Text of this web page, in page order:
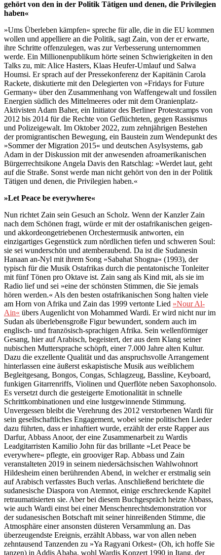
gehört von den in der Politik Tätigen und denen, die Privilegien
haben«
»Ums Überleben kämpfen« spreche für alle, die in die EU kommen
wollen und appelliere an die Politik, sagt Zain, von der er erwarte,
ihre Schritte offenzulegen, was zur Verbesserung unternommen
werde. Ein Millionenpublikum hörte seinen Schwierigkeiten in den
Talks zu, mit: Alice Hasters, Klaas Heufer-Umlauf und Salwa
Houmsi. Er sprach auf der Pressekonferenz der Kapitänin Carola
Rackete, diskutierte mit den Delegierten von »Fridays for Future
Germany« über den Zusammenhang von Waffengewalt und fossilen
Energien südlich des Mittelmeeres oder mit dem Oranienplatz-
Aktivisten Adam Baher, ein Initiator des Berliner Protestcamps von
2012 bis 2014 für die Rechte von Geflüchteten, gegen Rassismus
und Polizeigewalt. Im Oktober 2022, zum zehnjährigen Bestehen
der promigrantischen Bewegung, ein Baustein zum Wendepunkt des
»Sommer der Migration 2015« und deutschen Asylsystems, gab
Adam in der Diskussion mit der anwesenden afroamerikanischen
Bürgerrechtsikone Angela Davis den Ratschlag: »Werdet laut, geht
auf die Straße. Sonst werde man nicht gehört von den in der Politik
Tätigen und denen, die Privilegien haben.«
»Let Peace be everywhere«
Nun richtet Zain sein Gesuch an Scholz. Wenn der Kanzler Zain
nach dem Schönen fragt, würde er mit der ostafrikanischen geigen-
und akkordeongetriebenen Orchestermusik antworten, ein
einzigartiges Gegenstück zum nördlichen tiefen und schweren Soul:
sie sei wunderschön und atemberaubend. Da ist die Sudanesin
Hanaan an-Nyl mit ihrem Song »Sabahat Shogna« (1993), der
typisch für die Musik Ostafrikas durch die pentatonische Tonleiter
mit fünf Tönen pro Oktave ist. Zain sang als Kind mit, als sie im
Radio lief und sei »eine der schönsten Stimmen, die Sie jemals
hören werden.« Als den besten ostafrikanischen Song halten viele
am Horn von Afrika und Zain das 1999 vertonte Lied »Nour Al-
Ain« übers Augenlicht von Mohammed Wardi. Er wird nicht nur im
Sudan als überlebensgroße Figur bewundert, sondern auch im
englisch- und französisch-sprachigen Afrika. Sein wellenförmiger
Gesang, hier auf Arabisch, begeistert, der aus dem Klang seiner
nubischen Muttersprache schöpft, einer 7.000 Jahre alten Kultur.
Dazu die exzellente Qualität und das anspruchsvolle Arrangement
hinterlassen eine äußerst eskapistische Musik aus weiblichem
Begleitgesang, Bongos, Congas, Schlagzeug, Bassline, Keyboard,
funkigen Gitarrenriffs, Violinen und Querflöte neben Saxophonsolo.
Es versetzt durch die gesteigerte Emotionalität in schnelle
Schrittkombinationen und eine lustgewinnende Stimmung.
Unvergessen bleibt die Verehrung des 2012 verstorbenen Wardi für
sein gesellschaftliches Engagement, wobei seine politischen Lieder
dazu führten, dass er inhaftiert wurde, erzählt der erste Rapper aus
Darfur, Abbass Anoor, der eine Zusammenarbeit zu Wardis
Leadgitarristen Kamilio John für das brillante »Let Peace be
everywhere« pflegte, ein grooviger Rap. Abbass und Zain
veranstalteten 2019 in seinem niedersächsischen Wahlwohnort
Hildesheim einen berührenden Abend, in welcher er erstmalig sein
auf Arabisch verfasstes Buch verlas. Anschließend berichtete die
sudanesische Diaspora von Atemnot, einige erschreckende Kapitel
retraumatisierten sie. Aber bei diesem Buchgespräch heizte Abbass,
wie auch Wardi einst bei einer Menschenrechtsdemonstration vor
der sudanesischen Botschaft mit seiner hinreißenden Stimme, die
Atmosphäre einer ansonsten düsteren Versammlung an. Das
überzeugendste Ereignis, erzählt Abbass, war von allen neben
zehntausend Tanzenden zu »Ya Ragyani Orkest« (Oh, ich hoffe Sie
tanzen) in Addis Ababa, wohl Wardis Konzert 1990 in Itang, der